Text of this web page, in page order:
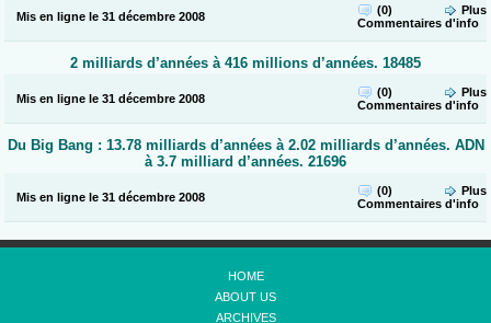
Mis en ligne le 31 décembre 2008
(0)
Commentaires
Plus
d'info
2 milliards d’années à 416 millions d’années. 18485
Mis en ligne le 31 décembre 2008
(0)
Commentaires
Plus
d'info
Du Big Bang : 13.78 milliards d’années à 2.02 milliards d’années. ADN
à 3.7 milliard d’années. 21696
Mis en ligne le 31 décembre 2008
(0)
Commentaires
Plus
d'info
HOME
ABOUT US
ARCHIVES